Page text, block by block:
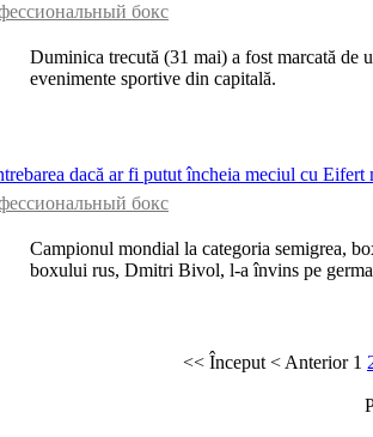
бокс
Duminica trecută (31 mai) a fost marcată de
evenimente sportive din capitală.
dacă ar fi putut încheia meciul cu Eifert
бокс
Campionul mondial la categoria semigrea,
boxului rus, Dmitri Bivol, l-a învins pe
<< Început < Anterior 1